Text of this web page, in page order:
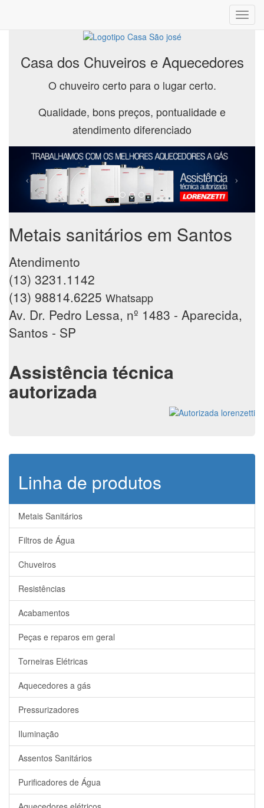
Casa dos Chuveiros e Aquecedores
O chuveiro certo para o lugar certo.
Qualidade, bons preços, pontualidade e
atendimento diferenciado
Metais sanitários em Santos
Atendimento
(13) 3231.1142
(13) 98814.6225 Whatsapp
Av. Dr. Pedro Lessa, nº 1483 - Aparecida,
Santos - SP
Assistência técnica
autorizada
Linha de produtos
Metais Sanitários
Filtros de Água
Chuveiros
Resistências
Acabamentos
Peças e reparos em geral
Torneiras Elétricas
Aquecedores a gás
Pressurizadores
Iluminação
Assentos Sanitários
Purificadores de Água